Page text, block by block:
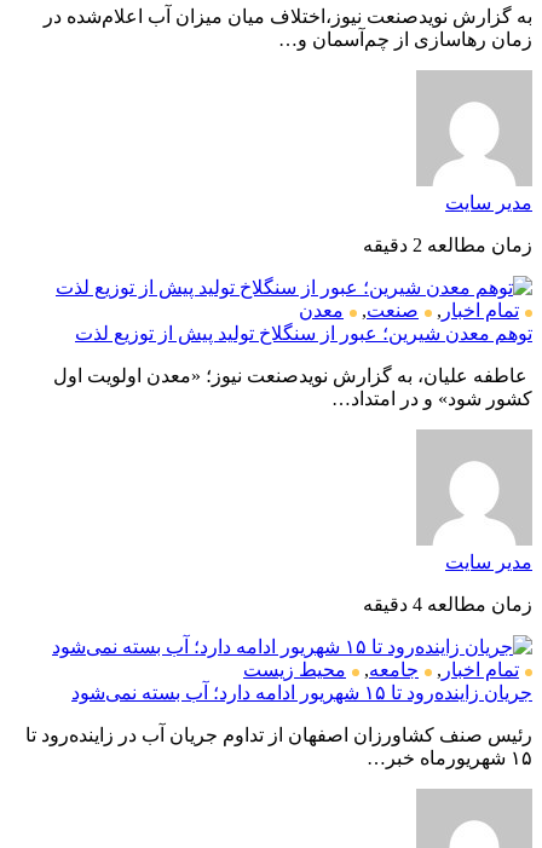
به گزارش نویدصنعت نیوز،اختلاف میان میزان آب اعلام‌شده در
زمان رهاسازی از چم‌آسمان و…
مدیر سایت
زمان مطالعه 2 دقیقه
تمام اخبار , صنعت,
معدن
توهم معدن شیرین؛ عبور از سنگلاخ تولید پیش از توزیع لذت
عاطفه علیان، به گزارش نویدصنعت نیوز؛ «معدن اولویت اول
کشور شود» و در امتداد…
مدیر سایت
زمان مطالعه 4 دقیقه
تمام اخبار , جامعه,
محیط زیست
جریان زاینده‌رود تا ۱۵ شهریور ادامه دارد؛ آب بسته نمی‌شود
رئیس صنف کشاورزان اصفهان از تداوم جریان آب در زاینده‌رود تا
۱۵ شهریورماه خبر…